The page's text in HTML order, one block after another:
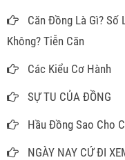
Căn Đồng Là Gì? Số
Không? Tiễn Căn
Các Kiểu Cơ Hành
SỰ TU CỦA ĐỒNG
Hầu Đồng Sao Cho
NGÀY NAY CỨ ĐI